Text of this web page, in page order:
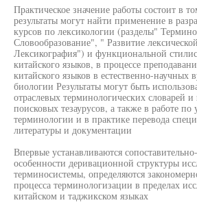
Практическое значение работы состоит в
результаты могут найти применение в
курсов по лексикологии (разделы"
Словообразование", " Развитие
Лексикография") и функциональной
китайского языков, в процессе
китайского языков в естественно-научных
биологии Результаты могут быть
отраслевых терминологических словарей
поисковых тезаурусов, а также в работе
терминологии и в практике перевода
литературы и документации
Впервые устанавливаются
особенности деривационной структуры
терминосистемы, определяются
процесса терминологизации в пределах
китайском и таджикском языках